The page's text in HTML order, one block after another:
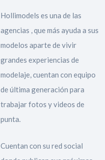
Hollimodels es una de las
agencias , que más ayuda a sus
modelos aparte de vivir
grandes experiencias de
modelaje, cuentan con equipo
de última generación para
trabajar fotos y videos de
punta.
Cuentan con su red social